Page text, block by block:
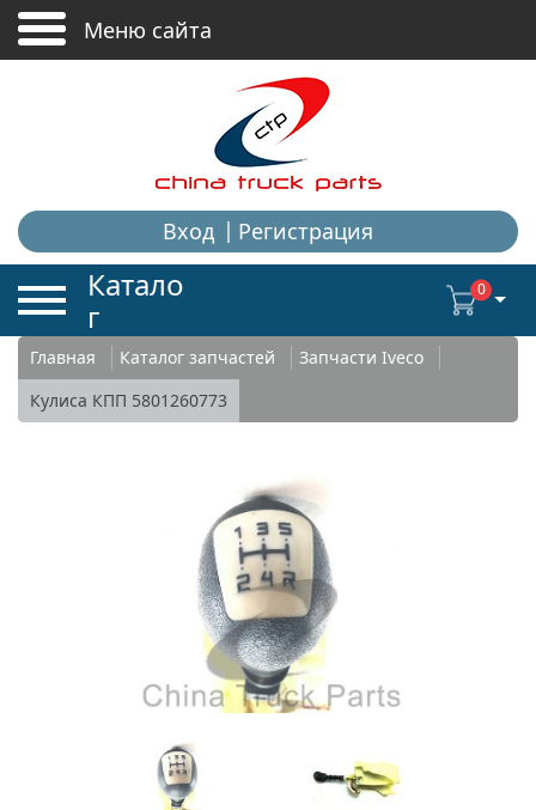
Меню сайта
Вход Регистрация
Катало
г
0
Главная Каталог запчастей
Запчасти Iveco
Кулиса КПП 5801260773